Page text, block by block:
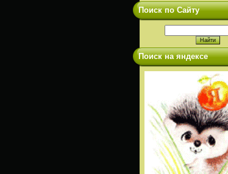
Поиск по Сайту
Поиск на яндексе